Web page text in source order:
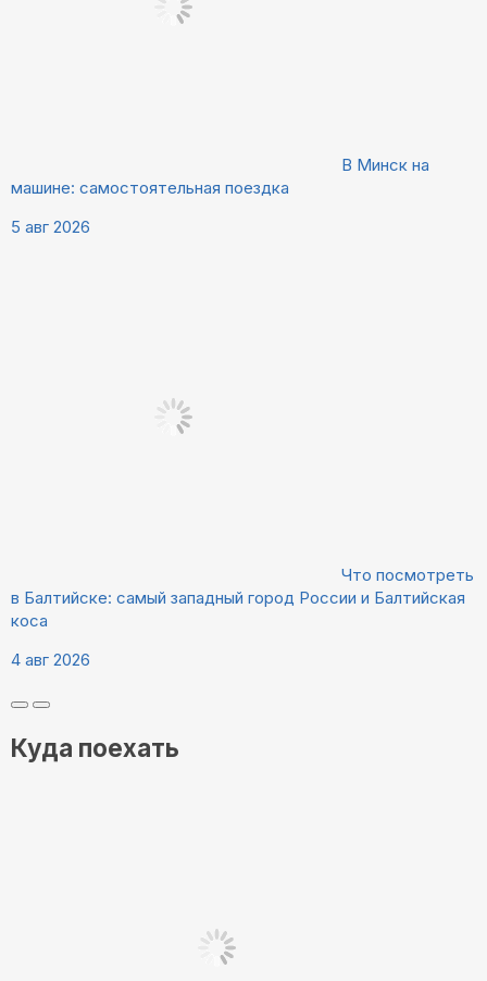
В Минск на
машине: самостоятельная поездка
5 авг 2026
Что посмотреть
в Балтийске: самый западный город России и Балтийская
коса
4 авг 2026
Куда поехать